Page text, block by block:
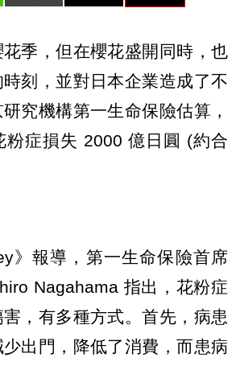
花季，但在櫻花盛開同時，也
刻，並對日本企業造成了不
究機構第一生命保險估算，
粉症損失 2000 億日圓 (約合
》報導，第一生命保險首席
Nagahama 指出，花粉症
，有多種方式。首先，病患
出門，降低了消費，而患病